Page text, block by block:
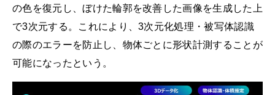
の色を復元し、ぼけた輪郭を改善した画像を生成した上
で3次元する。これにより、3次元化処理・被写体認識
の際のエラーを防止し、物体ごとに形状計測することが
可能になったという。